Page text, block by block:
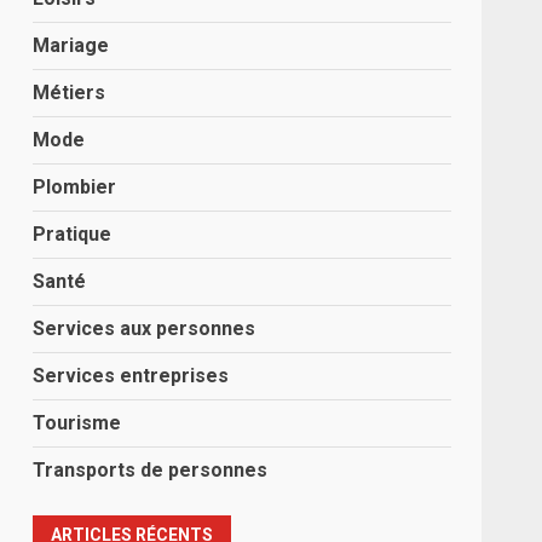
Mariage
Métiers
Mode
Plombier
Pratique
Santé
Services aux personnes
Services entreprises
Tourisme
Transports de personnes
ARTICLES RÉCENTS